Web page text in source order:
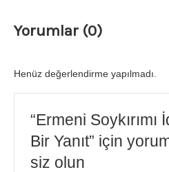
Yorumlar (0)
Henüz değerlendirme yapılmadı.
“Ermeni Soykırımı
Bir Yanıt” için
siz olun